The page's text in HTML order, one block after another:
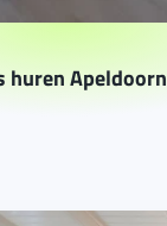
huren Apeldoorn